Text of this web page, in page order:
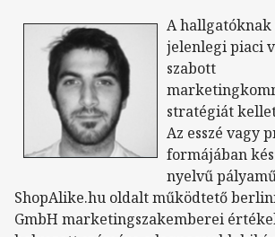
A hallgatóknak
jelenlegi piaci
szabott
stratégiát
Az esszé vagy
formájában
nyelvű
ShopAlike.hu oldalt működtető
GmbH marketingszakemberei